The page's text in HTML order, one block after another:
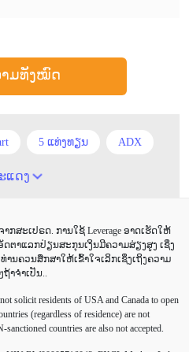
ມທັງໝົດ
5 ແທ່ງທຽນ ADX
Elder
COVID-19 CPI
Dow
Matrix D1 DailyFX
EA EA ເຊີງລຸກ
ແດງ
ກສະເປຣດ. ການໃຊ້ Leverage ອາດເຮັດໃຫ້
ຕາແລກປ່ຽນສະກຸນເງິນມີຄວາມສ່ຽງສູງ ເຊິ່ງ
ນຄວນສຶກສາໃຫ້ເຂົ້າໃຈເລິກເຊິ່ງເຖິງຄວາມ
າຈຳເປັນ..
solicit residents of USA and Canada to open
(regardless of residence) are not
countries are also not accepted.